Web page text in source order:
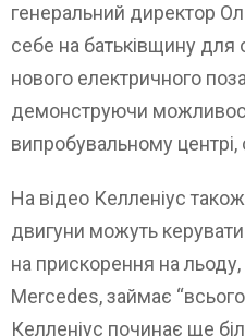
генеральний директор
себе на батьківщину для
нового електричного
демонструючи
випробувальному
На відео Келленіус
двигуни можуть керувати
на прискорення на
Mercedes, займає “всього
Келленіус починає ще